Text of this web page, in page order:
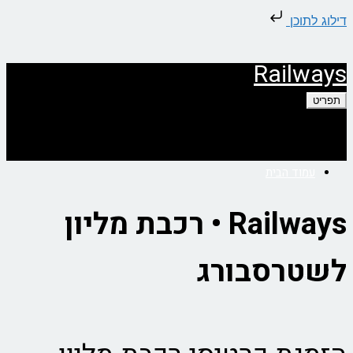
דילוג לתוכן
Railways
תפריט
אודות
Railways • רכבת מליון
לשטרסבורג